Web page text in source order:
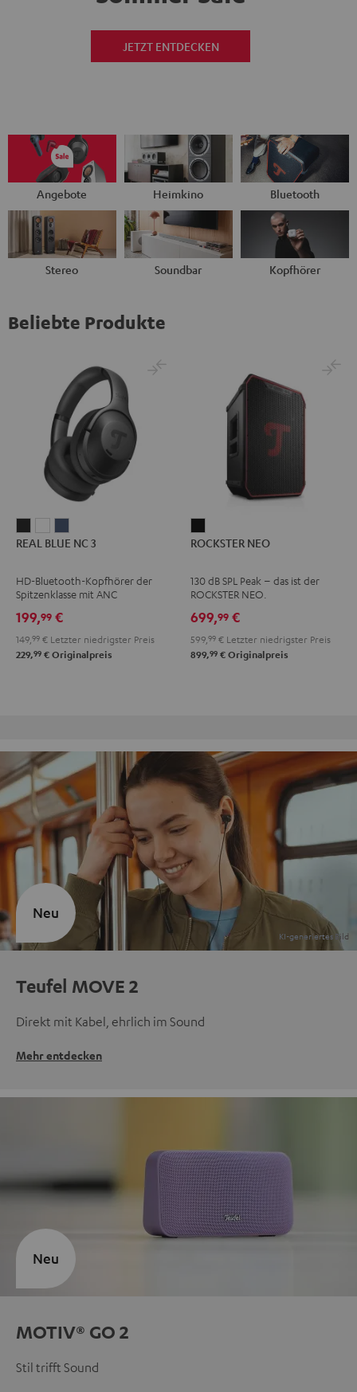
JETZT ENTDECKEN
Angebote Heimkino Bluetooth
Stereo Soundbar Kopfhörer
Beliebte Produkte
BLUE
3
Night
Black
BLUE
3
Pearl
White
BLUE
3
Steel
REAL BLUE NC 3
HD-Bluetooth-Kopfhörer der
Spitzenklasse mit ANC
199,99 €
149, 99 € Letzter niedrigster Preis
229,99 € Originalpreis
NEO
ROCKSTER NEO
130 dB SPL Peak – das ist der
ROCKSTER NEO.
699,99 €
599, 99 € Letzter niedrigster Preis
899,99 € Originalpreis
Teufel MOVE 2
Direkt mit Kabel, ehrlich im Sound
Mehr entdecken
Neu
MOTIV® GO 2
Stil trifft Sound
Neu